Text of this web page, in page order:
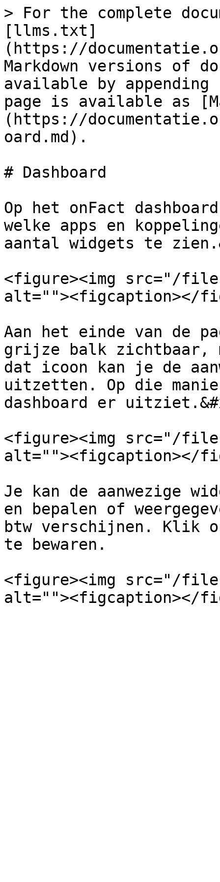
> For the complete
[llms.txt]
(https://
Markdown versions of
available by
page is available as
(https://
oard.md).
# Dashboard
Op het onFact
welke apps en
aantal widgets te
<figure><img src="/files/
alt=""><figcaption></
Aan het einde van de
grijze balk zichtbaar,
dat icoon kan je de
uitzetten. Op die
dashboard er
<figure><img src="/files/
alt=""><figcaption></
Je kan de aanwezige
en bepalen of
btw verschijnen. Klik
te bewaren.
<figure><img src="/files/